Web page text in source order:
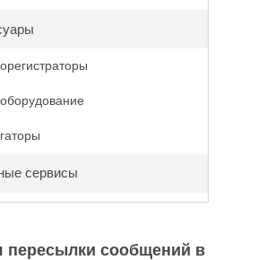
сервисы
пересылки сообщений в